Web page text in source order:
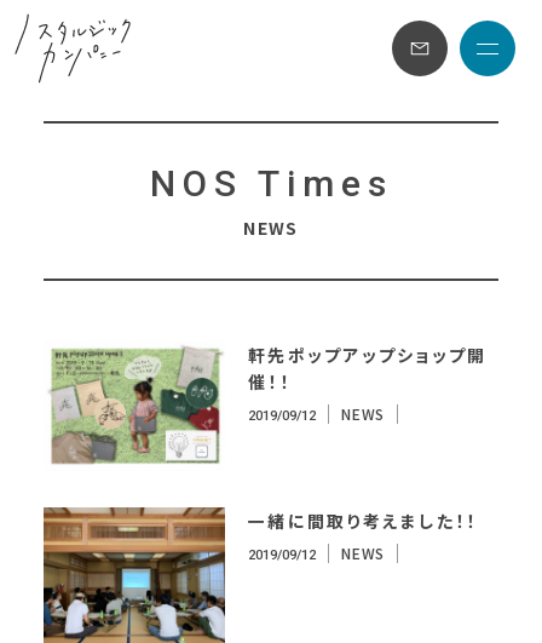
メニ
NOS Times
N EWS
軒先ポップアップショップ開
催！！
2019/09/12 NEWS
一緒に間取り考えました！！
2019/09/12 NEWS